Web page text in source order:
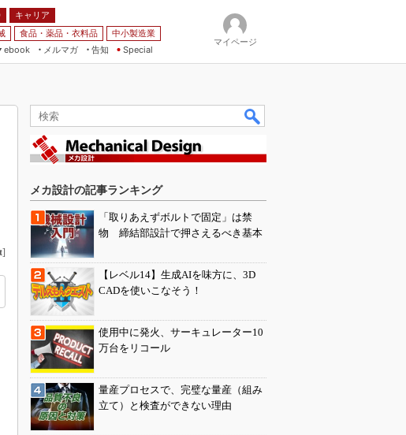
キャリア
食品・薬品・衣料品
中小製造業
ebook
メルマガ
告知 Special
マイページ
]
メカ設計の記事ランキング
「取りあえずボルトで固定」は禁
物 締結部設計で押さえるべき基本
【レベル14】生成AIを味方に、3D
CADを使いこなそう！
使用中に発火、サーキュレーター10
万台をリコール
量産プロセスで、完璧な量産（組み
立て）と検査ができない理由